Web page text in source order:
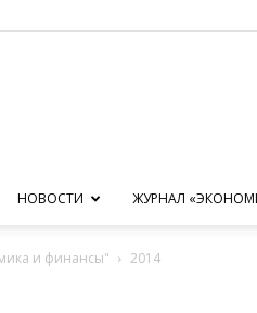
НОВОСТИ ЖУРНАЛ
и финансы" 2014